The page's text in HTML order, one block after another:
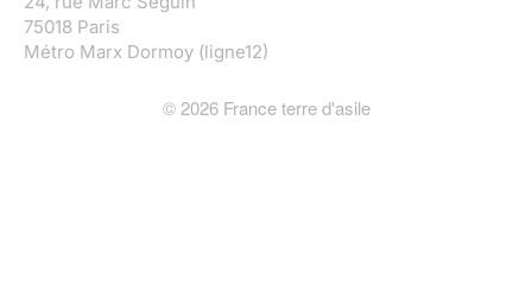
75018 Paris
Métro Marx Dormoy (ligne12)
© 2026France terre d'asile